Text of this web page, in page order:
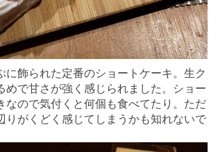
に飾られた定番のショートケーキ。生ク
めで甘さが強く感じられました。ショー
なので気付くと何個も食べてたり。ただ
りがくどく感じてしまうかも知れないで